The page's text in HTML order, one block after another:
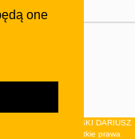
one
.
MAREK KLUCZEWSKI DARIUSZ
300 Olkusz . Wszystkie prawa